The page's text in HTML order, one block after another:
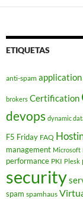
ETIQUETAS
anti-spam
brokers Certification
devops dynamic
F5 Friday FAQ
management Microsoft
performance PKI Plesk
security
spam spamhaus